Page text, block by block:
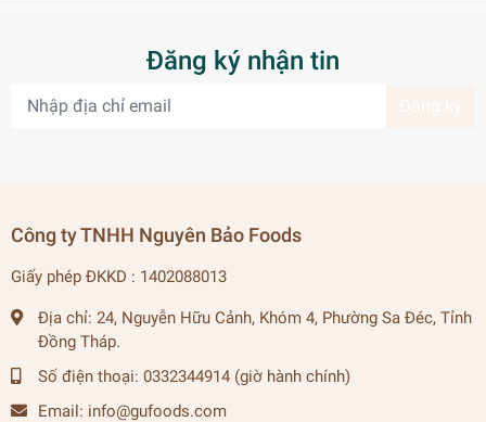
Đăng ký nhận tin
Công ty TNHH Nguyên Bảo Foods
Giấy phép ĐKKD : 1402088013
Địa chỉ: 24, Nguyễn Hữu Cảnh, Khóm 4, Phường Sa Đéc, Tỉnh
Đồng Tháp.
Số điện thoại: 0332344914 (giờ hành chính)
Email: info@gufoods.com